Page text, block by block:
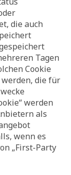
die auch
Tagen
Cookie
die für
werden
als
wenn es
„First-Party